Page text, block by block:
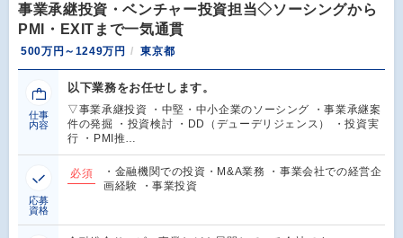
事業承継投資・ベンチャー投資担当◇ソーシングから
PMI・EXITまで一気通貫
500万円～1249万円 東京都
仕事
内容
以下業務をお任せします。
▽事業承継投資 ・中堅・中小企業のソーシング ・事業承継案
件の発掘 ・投資検討 ・DD（デューデリジェンス） ・投資実
行 ・PMI推…
応募
資格
必須
・金融機関での投資・M&A業務 ・事業会社での経営企
画経験 ・事業投資